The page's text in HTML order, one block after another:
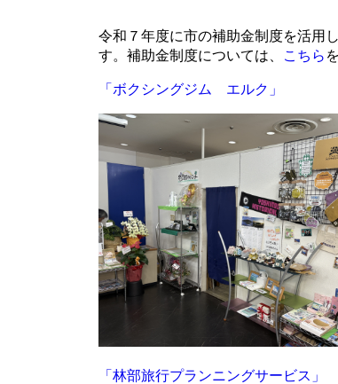
令和７年度に市の補助金制度を活用
す。補助金制度については、
こちら
「 ボクシングジム エルク 」
「 林部旅行プランニングサービス 」